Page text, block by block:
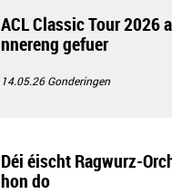
ACL Classic Tour 2026
nnereng gefuer
14.05.26Gonderingen
Déi éischt Ragwurz-
hon do